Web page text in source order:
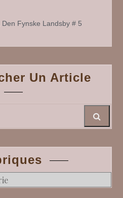
Fynske Landsby # 5
Un Article